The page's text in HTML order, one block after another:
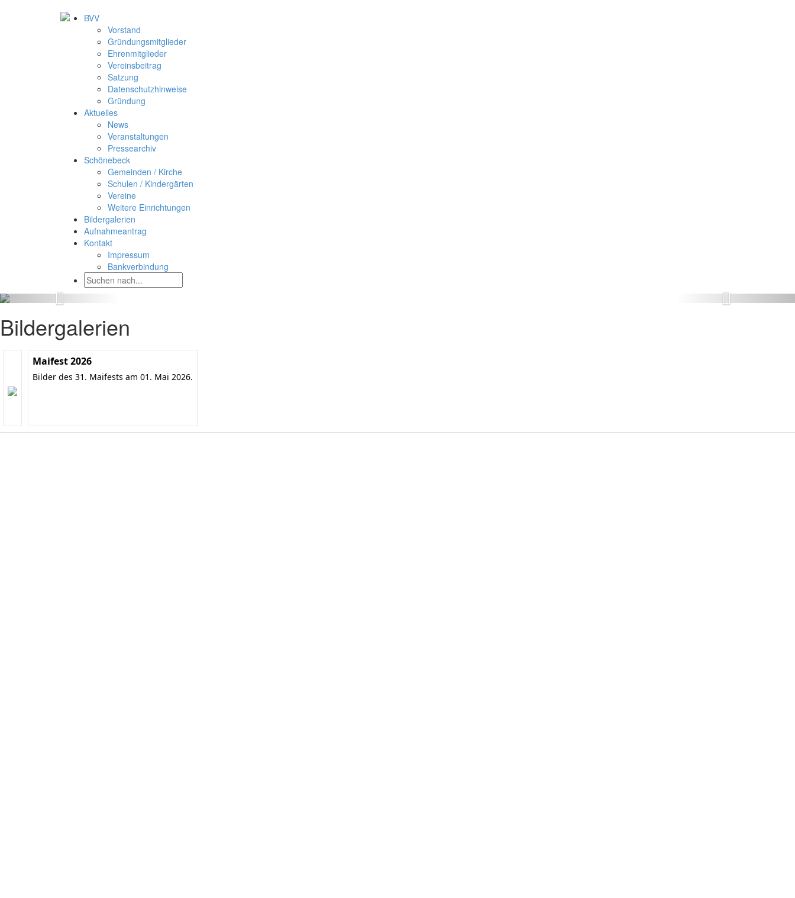
BVV
Vorstand
Gründungsmitglieder
Ehrenmitglieder
Vereinsbeitrag
Satzung
Datenschutzhinweise
Gründung
Aktuelles
News
Veranstaltungen
Pressearchiv
Schönebeck
Gemeinden / Kirche
Schulen / Kindergärten
Vereine
Weitere Einrichtungen
Bildergalerien
Aufnahmeantrag
Kontakt
Impressum
Bankverbindung
Bildergalerien
Maifest 2026
Bilder des 31. Maifests am 01. Mai 2026.